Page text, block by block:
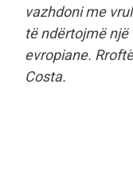
vazhdoni me
të ndërtojmë
evropiane.
Costa.